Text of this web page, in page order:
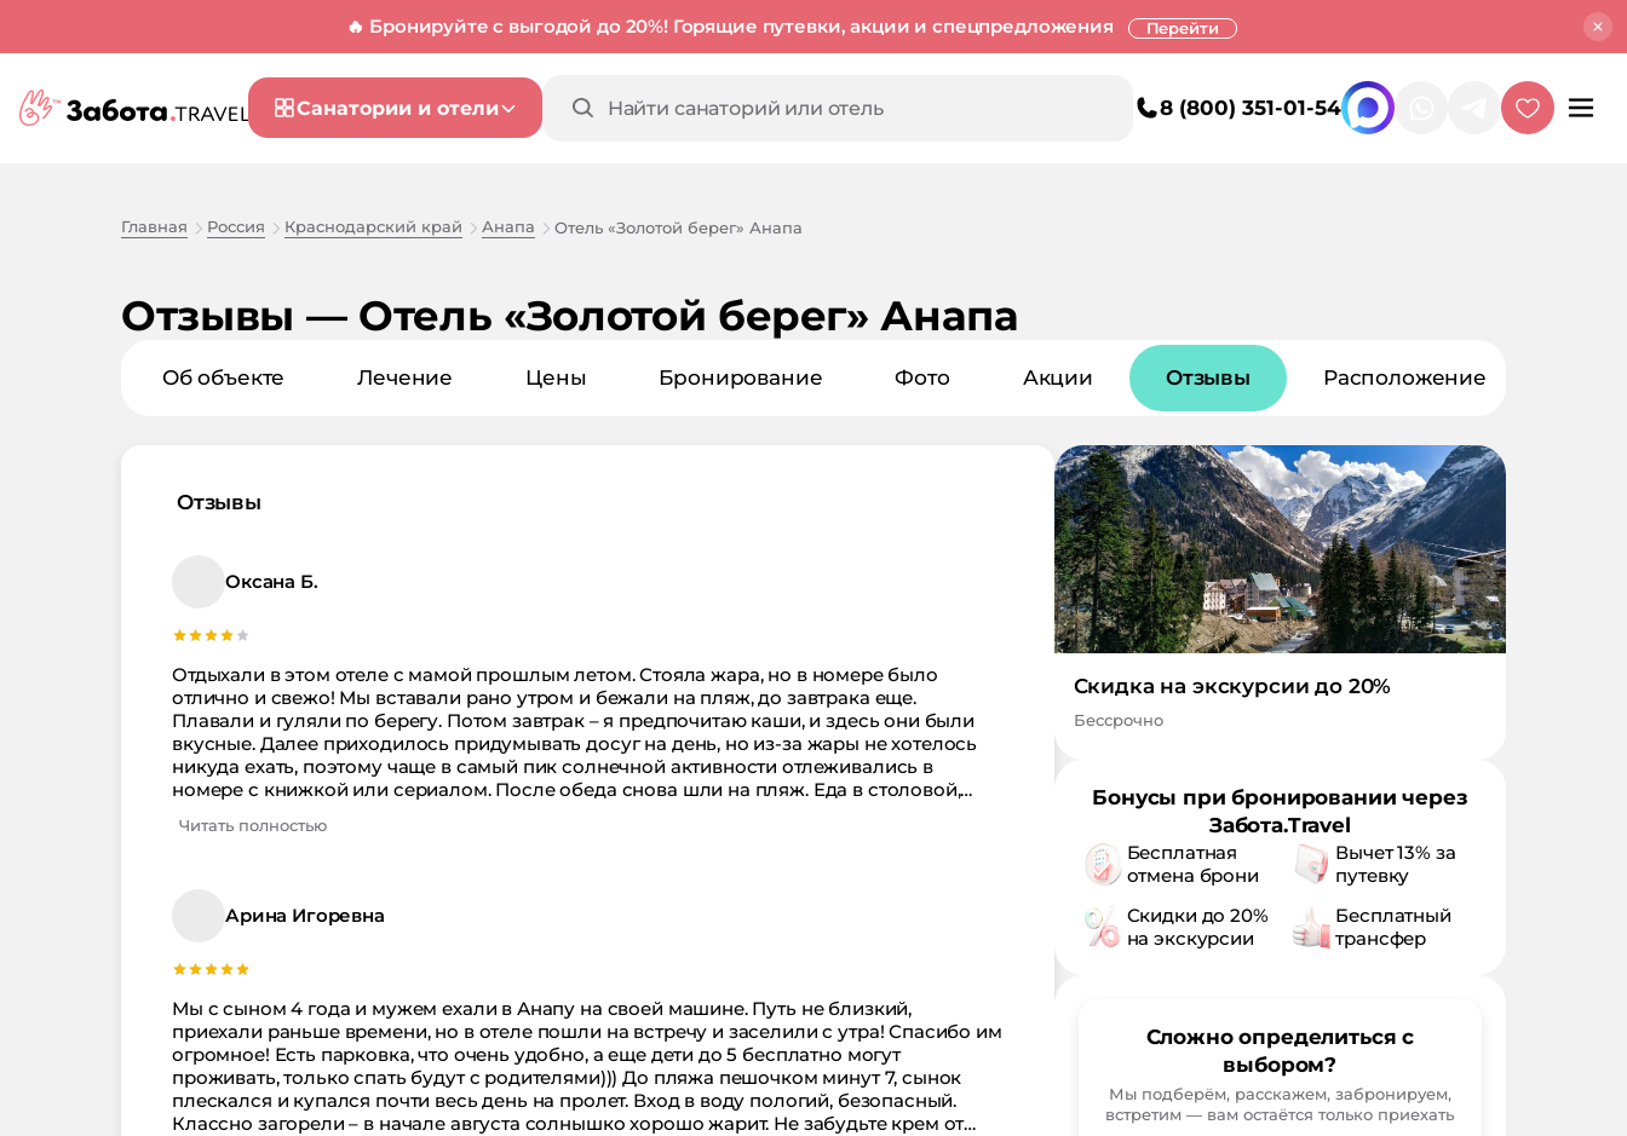
🔥 Бронируйте с выгодой до 20%! Горящие путевки, акции и спецпредложения Перейти
Санатории и отели 8 (800) 351-01-54
Главная Россия Краснодарский край Анапа Отель «Золотой берег» Анапа
Отзывы — Отель «Золотой берег» Анапа
Об объекте Лечение Цены Бронирование Фото Акции Отзывы Расположение
Отзывы
Оксана Б.
Отдыхали в этом отеле с мамой прошлым летом. Стояла жара, но в номере было
отлично и свежо! Мы вставали рано утром и бежали на пляж, до завтрака еще.
Плавали и гуляли по берегу. Потом завтрак – я предпочитаю каши, и здесь они были
вкусные. Далее приходилось придумывать досуг на день, но из-за жары не хотелось
никуда ехать, поэтому чаще в самый пик солнечной активности отлеживались в
номере с книжкой или сериалом. После обеда снова шли на пляж. Еда в столовой,
территорией отеля, решили пошиковать! Всё остальное время кушали то, что давали
прикольно придумали)
Читать полностью
Арина Игоревна
Мы с сыном 4 года и мужем ехали в Анапу на своей машине. Путь не близкий,
приехали раньше времени, но в отеле пошли на встречу и заселили с утра! Спасибо им
огромное! Есть парковка, что очень удобно, а еще дети до 5 бесплатно могут
проживать, только спать будут с родителями))) До пляжа пешочком минут 7, сынок
плескался и купался почти весь день на пролет. Вход в воду пологий, безопасный.
Классно загорели – в начале августа солнышко хорошо жарит. Не забудьте крем от
Скидка на экскурсии до 20%
Бессрочно
Бонусы при бронировании через
Забота.Travel
Бесплатная
отмена брони
Вычет 13% за
путевку
Скидки до 20%
на экскурсии
Бесплатный
трансфер
Сложно определиться с
выбором?
Мы подберём, расскажем, забронируем,
встретим — вам остаётся только приехать